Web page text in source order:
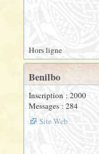
Hors ligne
Benilbo
Inscription : 2000
Messages : 284
Site Web